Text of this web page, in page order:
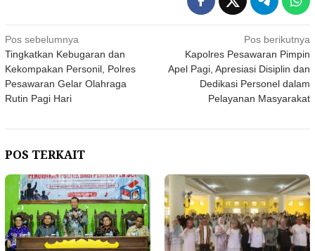
Navigasi
pos
Pos sebelumnya
Tingkatkan Kebugaran dan
Kekompakan Personil, Polres
Pesawaran Gelar Olahraga
Rutin Pagi Hari
Pos berikutnya
Kapolres Pesawaran Pimpin
Apel Pagi, Apresiasi Disiplin dan
Dedikasi Personel dalam
Pelayanan Masyarakat
POS TERKAIT